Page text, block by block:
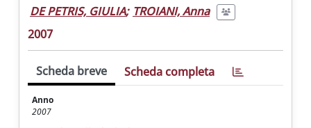
DE PETRIS, GIULIA; TROIANI, Anna
2007
Scheda breve Scheda completa
Anno
2007